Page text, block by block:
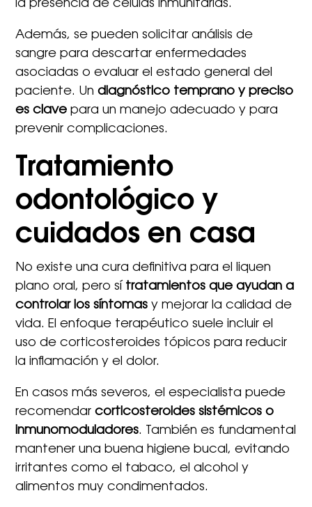
la presencia de células inmunitarias.
Además, se pueden solicitar análisis de
sangre para descartar enfermedades
asociadas o evaluar el estado general del
paciente. Undiagnóstico temprano y preciso
es clave para un manejo adecuado y para
prevenir complicaciones.
Tratamiento
odontológico y
cuidados en casa
No existe una cura definitiva para el liquen
plano oral, pero sí tratamientos que ayudan a
controlar los síntomas y mejorar la calidad de
vida. El enfoque terapéutico suele incluir el
uso de corticosteroides tópicos para reducir
la inflamación y el dolor.
En casos más severos, el especialista puede
recomendarcorticosteroides sistémicos o
inmunomoduladores. También es fundamental
mantener una buena higiene bucal, evitando
irritantes como el tabaco, el alcohol y
alimentos muy condimentados.